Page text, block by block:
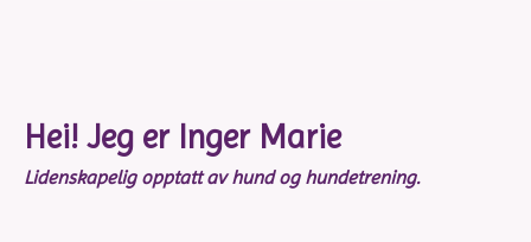
Hei! Jeg er Inger Marie
Lidenskapelig opptatt av hund og hundetrening.